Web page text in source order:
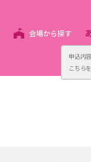
申込内
こちら
会場から探す